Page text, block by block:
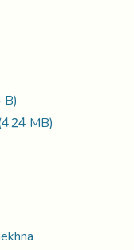
MB)